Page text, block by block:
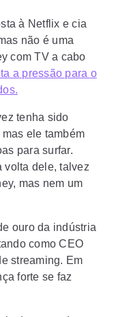
à Netflix e cia
não é uma
com TV a cabo
a pressão para o
tenha sido
ele também
para surfar.
volta dele, talvez
mas nem um
ouro da indústria
como CEO
streaming. Em
forte se faz